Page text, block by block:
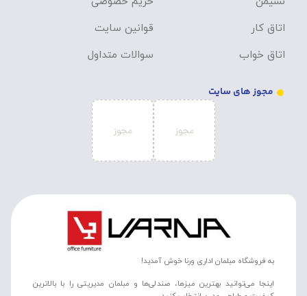
اتاق کار
اتاق خواب
قوانین سایت
سوالات متداول
مجوز های سایت
به فروشگاه مبلمان اداری ورنا خوش آمدید!
اینجا می‌توانید بهترین میزها، صندلی‌ها و مبلمان مدیریتی را با بالاترین